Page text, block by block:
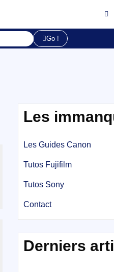
Go !
Les
Les Guides Canon
Tutos Fujifilm
Tutos Sony
Contact
Derniers